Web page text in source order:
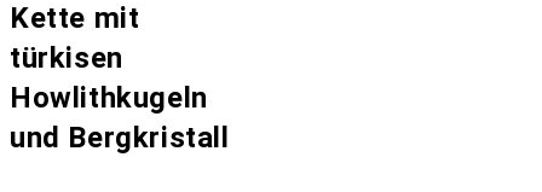
Kette mit
türkisen
Howlithkugeln
und Bergkristall